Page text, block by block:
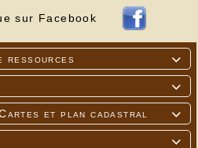
sur Facebook

ressources


et plan cadastral
